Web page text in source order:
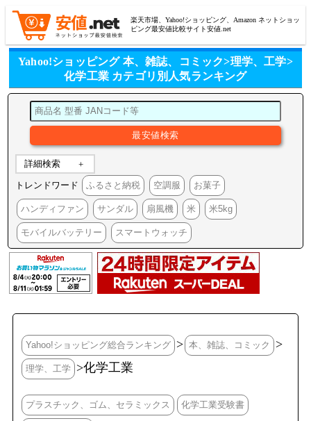
楽天市場、Yahoo!ショッピング、Amazon ネットショッ
ピング最安値比較サイト安値.net
Yahoo!ショッピング 本、雑誌、コミック>理学、工学>
化学工業 カテゴリ別人気ランキング
詳細検索
トレンドワード ふるさと納税 空調服 お菓子
ハンディファン サンダル 扇風機 米 米5kg
モバイルバッテリー スマートウォッチ
Yahoo!ショッピング総合ランキング > 本、雑誌、コミック >
理学、工学 >化学工業
プラスチック、ゴム、セラミックス 化学工業受験書